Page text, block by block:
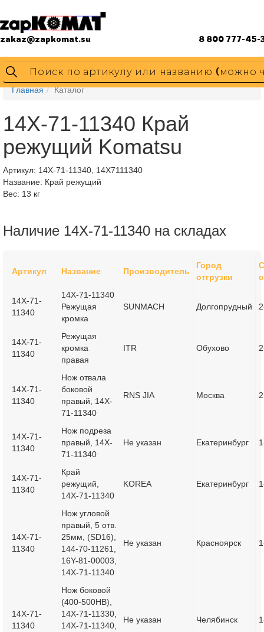
zakaz@zapkomat.su 8 800 777-45-
Главная Каталог
14X-71-11340 Край
режущий Komatsu
Артикул: 14X-71-11340, 14X7111340
Название: Край режущий
Вес: 13 кг
Наличие 14X-71-11340 на складах
Артикул Название Производитель
Город
отгрузки
14X-71-
11340
14X-71-11340
Режущая
кромка
SUNMACH Долгопрудный
14X-71-
11340
Режущая
кромка
правая
ITR Обухово
14X-71-
11340
Нож отвала
боковой
правый, 14X-
71-11340
RNS JIA Москва
14X-71-
11340
Нож подреза
правый, 14X-
71-11340
Не указан Екатеринбург
14X-71-
11340
Край
режущий,
14X-71-11340
KOREA Екатеринбург
14X-71-
11340
Нож угловой
правый, 5 отв.
25мм, (SD16),
144-70-11261,
16Y-81-00003,
14X-71-11340
Не указан Красноярск
14X-71-
11340
Нож боковой
(400-500НВ),
14X-71-11330,
14X-71-11340,
Не указан Челябинск